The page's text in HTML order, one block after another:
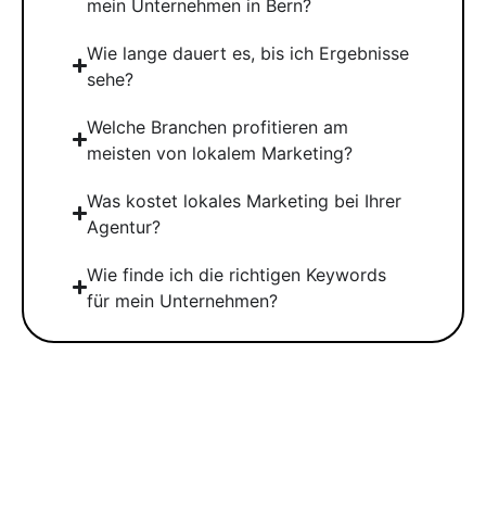
mein Unternehmen in Bern?
Wie lange dauert es, bis ich Ergebnisse
sehe?
Welche Branchen profitieren am
meisten von lokalem Marketing?
Was kostet lokales Marketing bei Ihrer
Agentur?
Wie finde ich die richtigen Keywords
für mein Unternehmen?